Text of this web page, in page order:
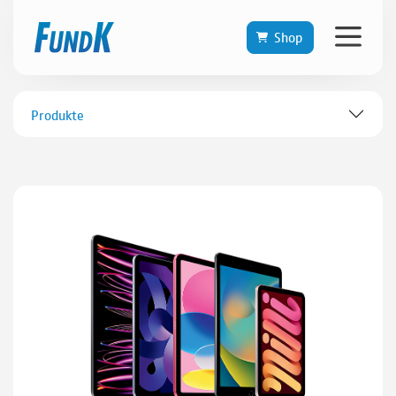
Shop
Produkte